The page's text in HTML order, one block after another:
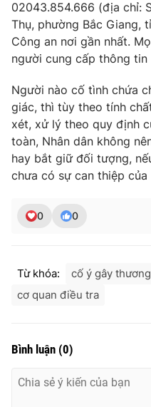
Ðiện thoại Thời báo VTV:
Email:toasoan@vtv.vn
Liên hệ quảng cáo: 024-
thông tin từ website này.
02043.854.666 (địa chỉ:
Thụ, phường Bắc Giang,
Công an nơi gần nhất.
người cung cấp thông
Người nào cố tình chứa
giác, thì tùy theo tính
xét, xử lý theo quy định
toàn, Nhân dân không
hay bắt giữ đối tượng,
chưa có sự can thiệp
0 0
Từ khóa: cố ý gây
cơ quan điều tra
Bình luận (0)